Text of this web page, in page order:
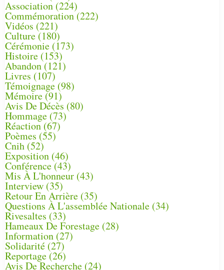
Association (224)
Commémoration(222)
Vidéos (221)
Culture(180)
Cérémonie (173)
Histoire (153)
Abandon(121)
Livres (107)
Témoignage (98)
Mémoire (91)
Avis De Décès (80)
Hommage (73)
Réaction(67)
Poèmes (55)
Cnih (52)
Exposition (46)
Conférence(43)
Mis À L'honneur (43)
Interview (35)
Retour En Arrière (35)
Questions À L'assemblée Nationale (34)
Rivesaltes (33)
Hameaux De Forestage (28)
Information (27)
Solidarité (27)
Reportage (26)
Avis De Recherche (24)